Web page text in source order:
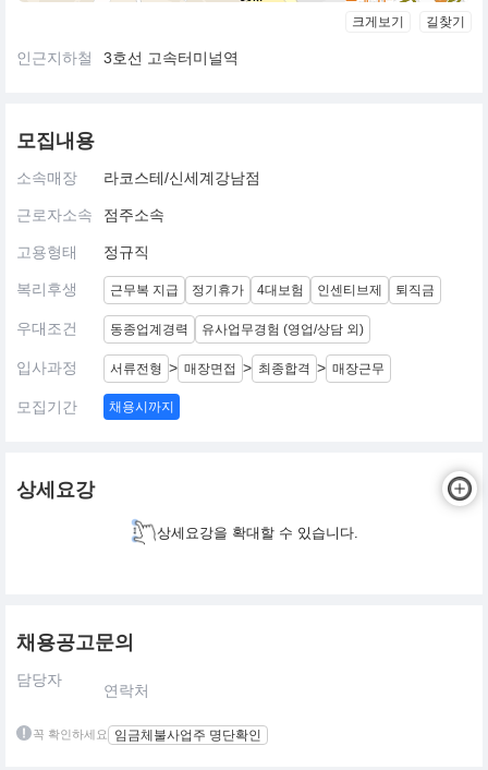
크게보기 길찾기
인근지하철 3호선 고속터미널역
모집내용
소속매장 라코스테/신세계강남점
근로자소속 점주소속
고용형태 정규직
복리후생 근무복 지급 정기휴가 4대보험 인센티브제 퇴직금
우대조건 동종업계경력 유사업무경험 (영업/상담 외)
입사과정 서류전형 > 매장면접 > 최종합격 > 매장근무
모집기간 채용시까지
상세요강
상세요강을 확대할 수 있습니다.
채용공고문의
담당자
연락처
꼭 확인하세요 임금체불사업주 명단확인